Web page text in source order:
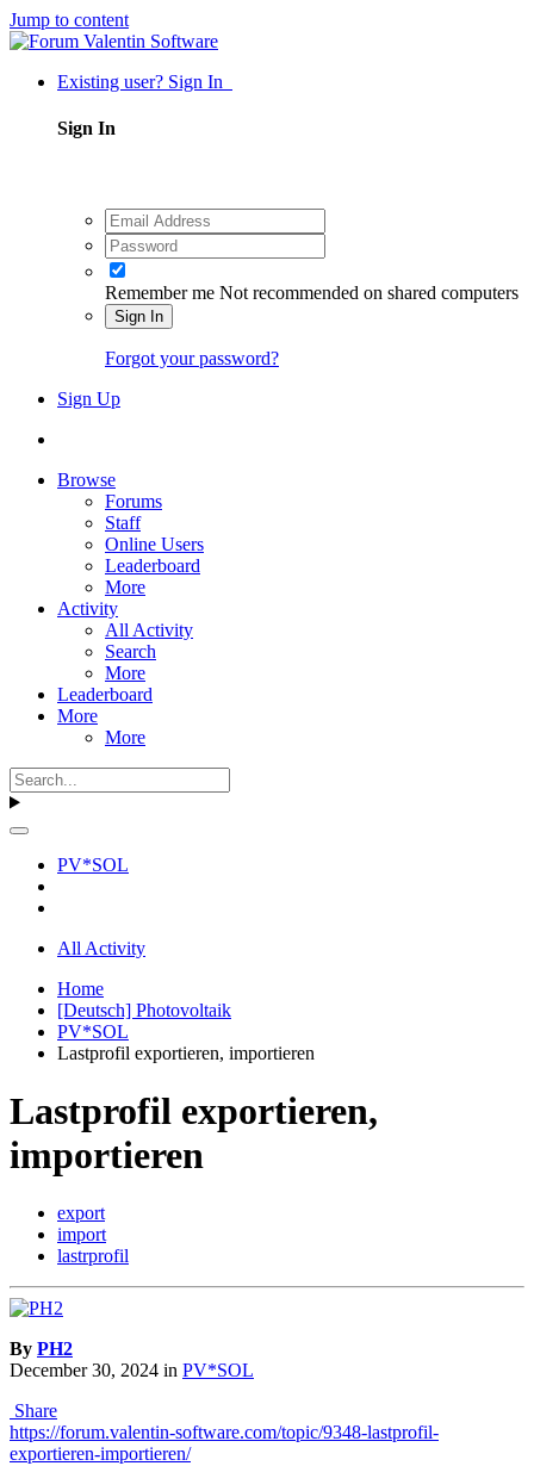
Jump to content
Existing user? Sign In
Sign In
Remember me Not recommended on shared computers
Sign In
Forgot your password?
Sign Up
Browse
Forums
Staff
Online Users
Leaderboard
More
Activity
All Activity
Search
More
Leaderboard
More
More
PV*SOL
All Activity
Home
[Deutsch] Photovoltaik
PV*SOL
Lastprofil exportieren, importieren
Lastprofil exportieren,
importieren
export
import
lastrprofil
By PH2
December 30, 2024 in PV*SOL
Share
https://forum.valentin-software.com/topic/9348-lastprofil-
exportieren-importieren/